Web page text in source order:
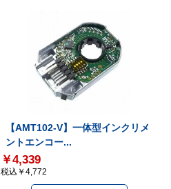
【AMT102-V】一体型インクリメ
ントエンコー...
￥4,339
税込￥4,772